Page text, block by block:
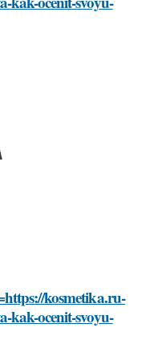
kosmetika.ru-
kak-ocenit-svoyu-